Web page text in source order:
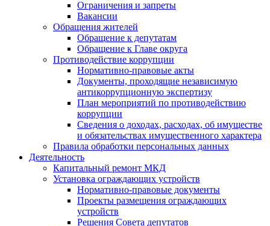
Ограничения и запреты
Вакансии
Обращения жителей
Обращение к депутатам
Обращение к Главе округа
Противодействие коррупции
Нормативно-правовые акты
Документы, проходящие независимую
антикоррупционную экспертизу
План мероприятий по противодействию
коррупции
Сведения о доходах, расходах, об имуществе
и обязательствах имущественного характера
Правила обработки персональных данных
Деятельность
Капитальный ремонт МКД
Установка ограждающих устройств
Нормативно-правовые документы
Проекты размещения ограждающих
устройств
Решения Совета депутатов